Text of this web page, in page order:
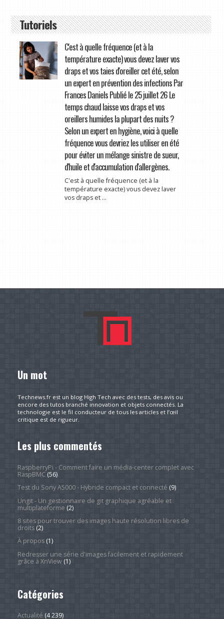
Tutoriels
C'est à quelle fréquence (et à la
température exacte) vous devez laver vos
draps et vos taies d'oreiller cet été, selon
un expert en prévention des infections Par
Frances Daniels Publié le 25 juillet 26 Le
temps chaud laisse vos draps et vos
oreillers humides la plupart des nuits ?
Selon un expert en hygiène, voici à quelle
fréquence vous devriez les utiliser en été
pour éviter un mélange sinistre de sueur,
d'huile et d'accumulation d'allergènes.
C'est à quelle fréquence (et à la
température exacte) vous devez laver
vos draps et ...
Un mot
Technews.fr est un blog High Tech avec des tests, des avis ou
encore des tutos branché innovation et objets connectés. La
technologie est le fil conducteur de tous les articles et l’œil
critique est de rigueur.
Les plus commentés
RaspberryPi - Comment faire un média-center complet avec
RaspBMC(56)
Test du Sony A5000 - Hybride compact et connecté (9)
Ungit - Un gestionnaire de git graphique agréable et
multiplateforme (2)
8 sites pour trouver des images haute résolution libres de
droits(2)
À propos(1)
Redresser une série d'images facilement et rapidement
grâce à XnView(1)
Catégories
Actualité (4 239)